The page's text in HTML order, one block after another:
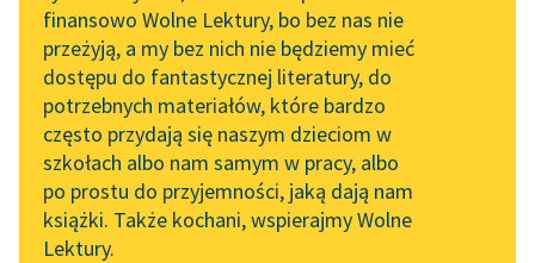
Zapraszamy na spotkanie
online z tłumaczkami
literatury skandynawskiej
Spotkanie z Katarzyną
Tunkiel w Oslo
102. lata temu zmarł
Joseph Conrad
API
OAI-PMH
Widget Wolnych Lektur
Przypisy
finansowo Wolne Lektury, bo bez nas nie
przeżyją, a my bez nich nie będziemy mieć
dostępu do fantastycznej literatury, do
potrzebnych materiałów, które bardzo
często przydają się naszym dzieciom w
szkołach albo nam samym w pracy, albo
po prostu do przyjemności, jaką dają nam
książki. Także kochani, wspierajmy Wolne
Lektury.
Czytaj więcej
Motyw: Chrystus